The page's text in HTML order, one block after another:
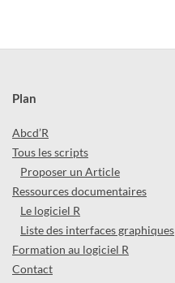
Plan
Abcd’R
Tous les scripts
Proposer un Article
Ressources documentaires
Le logiciel R
Liste des interfaces graphiques
Formation au logiciel R
Contact